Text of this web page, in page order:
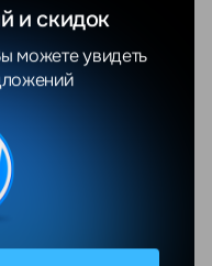
15
кд/ м², олеофобное
устойчивое к
следов от пальцев)
и скидок
можете увидеть